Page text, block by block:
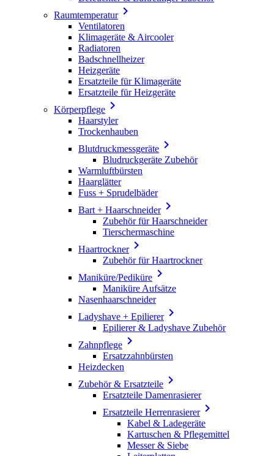
Raumtemperatur
Ventilatoren
Klimageräte & Aircooler
Radiatoren
Badschnellheizer
Heizgeräte
Ersatzteile für Klimageräte
Ersatzteile für Heizgeräte
Körperpflege 
Haarstyler
Trockenhauben
Blutdruckmessgeräte 
Bludruckgeräte Zubehör
Warmluftbürsten
Haarglätter
Fuss + Sprudelbäder
Bart + Haarschneider
Zubehör für Haarschneider
Tierschermaschine
Haartrockner
Zubehör für Haartrockner
Maniküre/Pediküre 
Maniküre Aufsätze
Nasenhaarschneider
Ladyshave + Epilierer
Epilierer & Ladyshave Zubehör
Zahnpflege 
Ersatzzahnbürsten
Heizdecken
Zubehör & Ersatzteile 
Ersatzteile Damenrasierer
Ersatzteile Herrenrasierer
Kabel & Ladegeräte
Kartuschen & Pflegemittel
Messer & Siebe